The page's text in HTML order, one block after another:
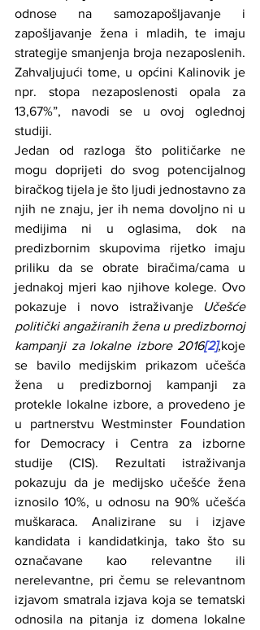
odnose na samozapošljavanje i
zapošljavanje žena i mladih, te imaju
strategije smanjenja broja nezaposlenih.
Zahvaljujući tome, u općini Kalinovik je
npr. stopa nezaposlenosti opala za
13,67%”, navodi se u ovoj oglednoj
studiji.
Jedan od razloga što političarke ne
mogu doprijeti do svog potencijalnog
biračkog tijela je što ljudi jednostavno za
njih ne znaju, jer ih nema dovoljno ni u
medijima ni u oglasima, dok na
predizbornim skupovima rijetko imaju
priliku da se obrate biračima/cama u
jednakoj mjeri kao njihove kolege. Ovo
pokazuje i novo istraživanje
Učešće
politički angažiranih žena u predizbornoj
kampanji za lokalne izbore 2016[2],koje
se bavilo medijskim prikazom učešća
žena u predizbornoj kampanji za
protekle lokalne izbore, a provedeno je
u partnerstvu Westminster Foundation
for Democracy i Centra za izborne
studije (CIS). Rezultati istraživanja
pokazuju da je medijsko učešće žena
iznosilo 10%, u odnosu na 90% učešća
muškaraca. Analizirane su i izjave
kandidata i kandidatkinja, tako što su
označavane kao relevantne ili
nerelevantne, pri čemu se relevantnom
izjavom smatrala izjava koja se tematski
odnosila na pitanja iz domena lokalne